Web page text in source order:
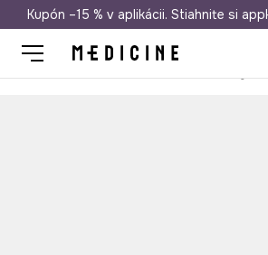
Doprava zadarmo od
Kupón –15 % v aplikácii. Stiahnite si